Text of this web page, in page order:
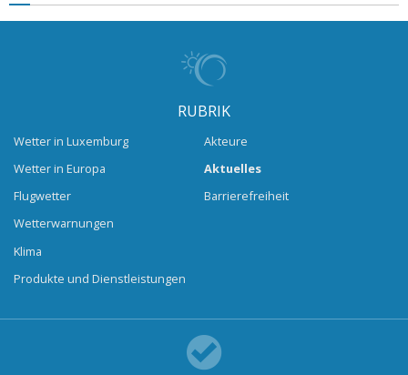
RUBRIK
Wetter in Luxemburg
Wetter in Europa
Flugwetter
Wetterwarnungen
Klima
Produkte und Dienstleistungen
Akteure
Aktuelles
Barrierefreiheit